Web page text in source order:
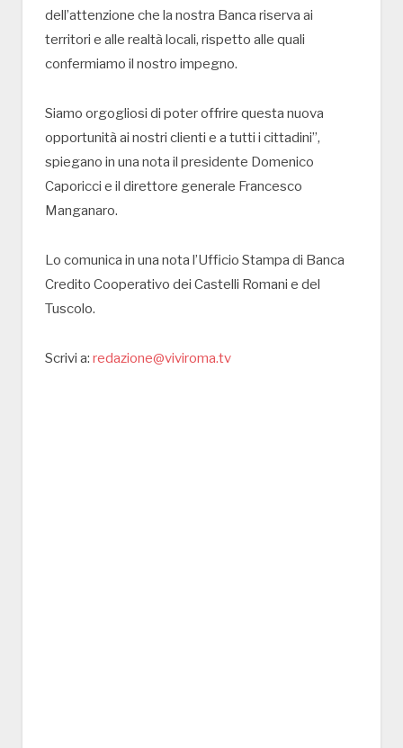
dell’attenzione che la nostra Banca riserva ai
territori e alle realtà locali, rispetto alle quali
confermiamo il nostro impegno.
Siamo orgogliosi di poter offrire questa nuova
opportunità ai nostri clienti e a tutti i cittadini”,
spiegano in una nota il presidente Domenico
Caporicci e il direttore generale Francesco
Manganaro.
Lo comunica in una nota l’Ufficio Stampa di Banca
Credito Cooperativo dei Castelli Romani e del
Tuscolo.
Scrivi a: redazione@viviroma.tv